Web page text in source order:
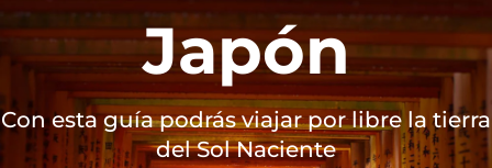
Japón
Con esta guía podrás viajar por libre la tierra
del Sol Naciente